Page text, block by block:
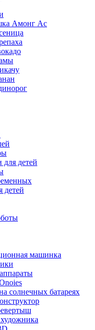
Амонг Ас
детей
детей
машинка
солнечных батареях